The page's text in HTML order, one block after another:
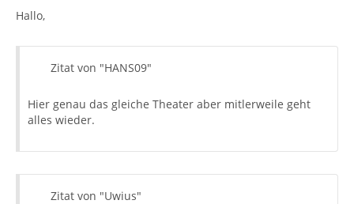
Hallo,
Zitat von "HANS09"
Hier genau das gleiche Theater aber mitlerweile geht
alles wieder.
Zitat von "Uwius"